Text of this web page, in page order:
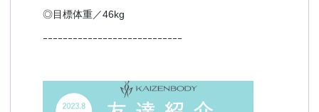
◎目標体重／46kg
ｰｰｰｰｰｰｰｰｰｰｰｰｰｰｰｰｰｰｰｰｰｰｰｰｰｰｰｰ